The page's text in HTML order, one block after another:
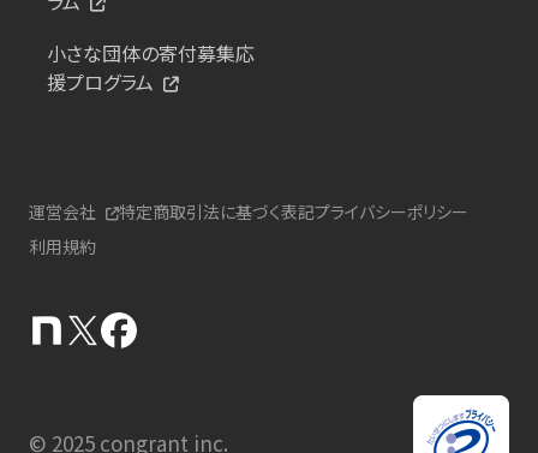
小さな団体の寄付募集応
援プログラム
運営会社 特定商取引法に基づく表記プライバシーポリシー
利用規約
© 2025 congrant inc.